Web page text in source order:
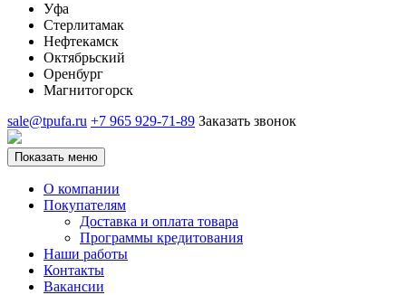
Уфа
Стерлитамак
Нефтекамск
Октябрьский
Оренбург
Магнитогорск
sale@tpufa.ru +7 965 929-71-89 Заказать звонок
Показать меню
О компании
Покупателям
Доставка и оплата товара
Программы кредитования
Наши работы
Контакты
Вакансии